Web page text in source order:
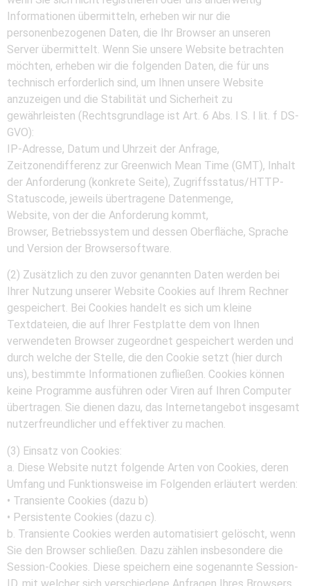
Informationen übermitteln, erheben wir nur die
personenbezogenen Daten, die Ihr Browser an unseren
Server übermittelt. Wenn Sie unsere Website betrachten
möchten, erheben wir die folgenden Daten, die für uns
technisch erforderlich sind, um Ihnen unsere Website
anzuzeigen und die Stabilität und Sicherheit zu
gewährleisten (Rechtsgrundlage ist Art. 6 Abs. l S. l lit. f DS-
GVO):
IP-Adresse, Datum und Uhrzeit der Anfrage,
Zeitzonendifferenz zur Greenwich Mean Time (GMT), Inhalt
der Anforderung (konkrete Seite), Zugriffsstatus/HTTP-
Statuscode, jeweils übertragene Datenmenge,
Website, von der die Anforderung kommt,
Browser, Betriebssystem und dessen Oberfläche, Sprache
und Version der Browsersoftware.
(2) Zusätzlich zu den zuvor genannten Daten werden bei
Ihrer Nutzung unserer Website Cookies auf Ihrem Rechner
gespeichert. Bei Cookies handelt es sich um kleine
Textdateien, die auf Ihrer Festplatte dem von Ihnen
verwendeten Browser zugeordnet gespeichert werden und
durch welche der Stelle, die den Cookie setzt (hier durch
uns), bestimmte Informationen zufließen. Cookies können
keine Programme ausführen oder Viren auf Ihren Computer
übertragen. Sie dienen dazu, das Internetangebot insgesamt
nutzerfreundlicher und effektiver zu machen.
(3) Einsatz von Cookies:
a. Diese Website nutzt folgende Arten von Cookies, deren
Umfang und Funktionsweise im Folgenden erläutert werden:
• Transiente Cookies (dazu b)
• Persistente Cookies (dazu c).
b. Transiente Cookies werden automatisiert gelöscht, wenn
Sie den Browser schließen. Dazu zählen insbesondere die
Session-Cookies. Diese speichern eine sogenannte Session-